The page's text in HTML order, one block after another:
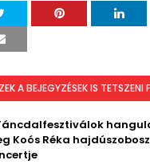
A BEJEGYZÉSEK IS TETSZENI
Koós Réka